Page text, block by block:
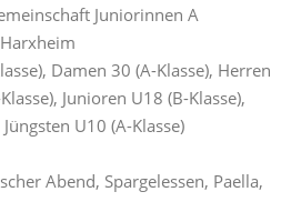
Juniorinnen A
Damen 30 (A-Klasse), Herren
Junioren U18 (B-Klasse),
U10 (A-Klasse)
Abend, Spargelessen, Paella,